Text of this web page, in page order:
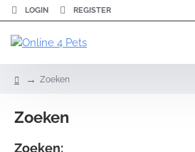
LOGIN REGISTER
e
Zoeken
Zoeken
Zoeken: